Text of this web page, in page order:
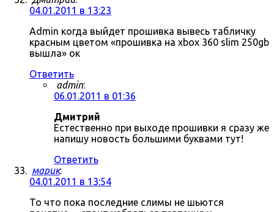
04.01.2011 в 13:23
Admin когда выйдет прошивка вывесь табличку
красным цветом «прошивка на xbox 360 slim 250gb
вышла» ок
Ответить
admin:
06.01.2011 в 01:36
Дмитрий
Естественно при выходе прошивки я сразу же
напишу новость большими буквами тут!
Ответить
марик:
04.01.2011 в 13:54
То что пока последние слимы не шьются